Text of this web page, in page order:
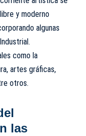
y moderno
algunas
como la
artes gráficas,
otros.
las